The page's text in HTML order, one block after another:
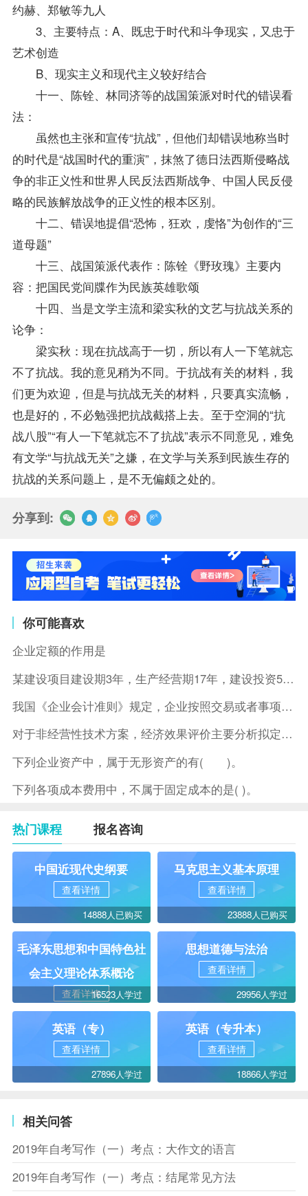
约赫、郑敏等九人
3、主要特点：A、既忠于时代和斗争现实，又忠于
艺术创造
B、现实主义和现代主义较好结合
十一、陈铨、林同济等的战国策派对时代的错误看
法：
虽然也主张和宣传“抗战”，但他们却错误地称当时
的时代是“战国时代的重演”，抹煞了德日法西斯侵略战
争的非正义性和世界人民反法西斯战争、中国人民反侵
略的民族解放战争的正义性的根本区别。
十二、错误地提倡“恐怖，狂欢，虔恪”为创作的“三
道母题”
十三、战国策派代表作：陈铨《野玫瑰》主要内
容：把国民党间牒作为民族英雄歌颂
十四、当是文学主流和梁实秋的文艺与抗战关系的
论争：
梁实秋：现在抗战高于一切，所以有人一下笔就忘
不了抗战。我的意见稍为不同。于抗战有关的材料，我
们更为欢迎，但是与抗战无关的材料，只要真实流畅，
也是好的，不必勉强把抗战截搭上去。至于空洞的“抗
战八股”“有人一下笔就忘不了抗战”表示不同意见，难免
有文学“与抗战无关”之嫌，在文学与关系到民族生存的
抗战的关系问题上，是不无偏颇之处的。
分享到:
你可能喜欢
企业定额的作用是
某建设项目建设期3年，生产经营期17年，建设投资5500万元
我国《企业会计准则》规定，企业按照交易或者事项的经济特征确定
对于非经营性技术方案，经济效果评价主要分析拟定方案的( )。
下列企业资产中，属于无形资产的有( )。
下列各项成本费用中，不属于固定成本的是( )。
热门课程 报名咨询
中国近现代史纲要
查看详情
14888人已购买
马克思主义基本原理
查看详情
23888人已购买
毛泽东思想和中国特色社
会主义理论体系概论
查看详情16523人学过
思想道德与法治
查看详情
29956人学过
英语（专）
查看详情
27896人学过
英语（专升本）
查看详情
18866人学过
相关问答
2019年自考写作（一）考点：大作文的语言
2019年自考写作（一）考点：结尾常见方法